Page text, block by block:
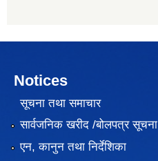
Notices
सूचना तथा समाचार
सार्वजनिक खरीद /बोलपत्र सूचना
एन, कानुन तथा निर्देशिका